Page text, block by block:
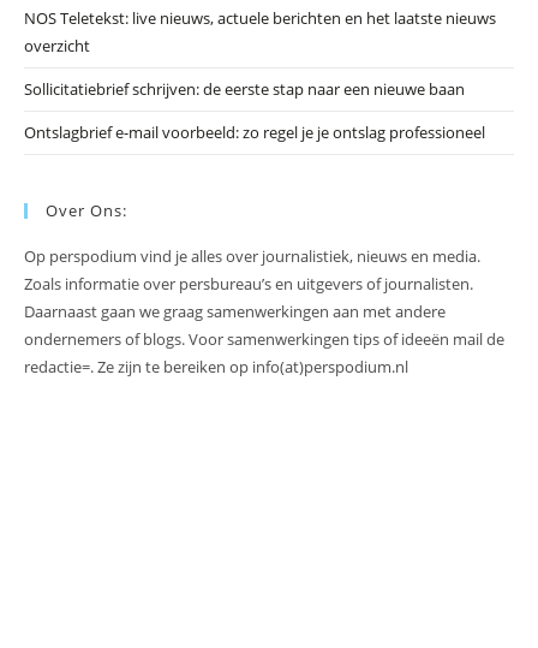
NOS Teletekst: live nieuws, actuele berichten en het laatste nieuws
overzicht
Sollicitatiebrief schrijven: de eerste stap naar een nieuwe baan
Ontslagbrief e-mail voorbeeld: zo regel je je ontslag professioneel
Over Ons:
Op perspodium vind je alles over journalistiek, nieuws en media.
Zoals informatie over persbureau’s en uitgevers of journalisten.
Daarnaast gaan we graag samenwerkingen aan met andere
ondernemers of blogs. Voor samenwerkingen tips of ideeën mail de
redactie=. Ze zijn te bereiken op info(at)perspodium.nl